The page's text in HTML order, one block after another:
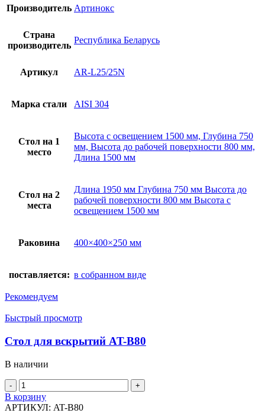
Производитель Артинокс
Страна
производитель
Республика Беларусь
Артикул AR-L25/25N
Марка стали AISI 304
Стол на 1
место
Высота с освещением 1500 мм, Глубина 750
мм, Высота до рабочей поверхности 800 мм,
Длина 1500 мм
Стол на 2
места
Длина 1950 мм Глубина 750 мм Высота до
рабочей поверхности 800 мм Высота с
освещением 1500 мм
Раковина 400×400×250 мм
поставляется: в собранном виде
Рекомендуем
Быстрый просмотр
Стол для вскрытий AT-B80
В наличии
Количество
товара
Стол
В корзину
АРТИКУЛ: AT-B80